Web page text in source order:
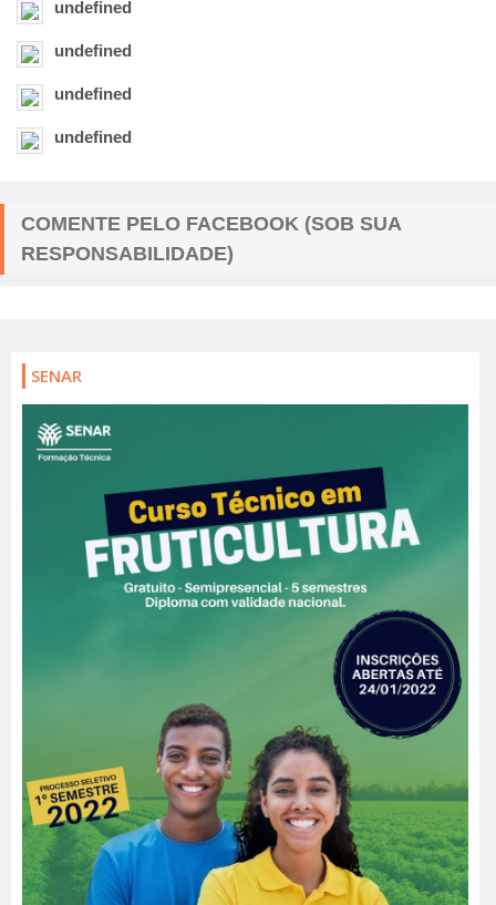
undefined
undefined
undefined
undefined
COMENTE PELO FACEBOOK (SOB SUA
RESPONSABILIDADE)
SENAR